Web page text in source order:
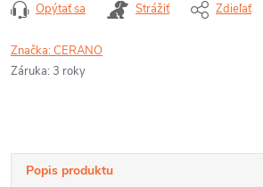
Opýtať sa Strážiť Zdieľať
Značka:CERANO
Záruka: 3 roky
Popis produktu